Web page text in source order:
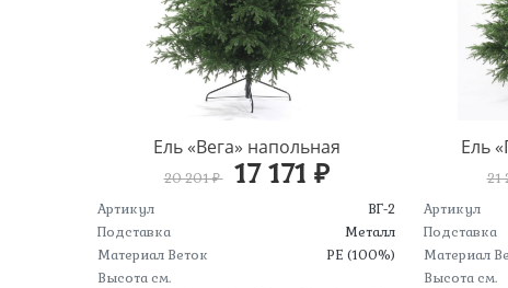
Ель «Вега» напольная
20 201 ₽ 17 171 ₽
Артикул
ВГ-2
Подставка
Металл
Материал Веток
PE (100%)
Высота см.
Ель
21
Артикул
Подставка
Материал
Высота см.